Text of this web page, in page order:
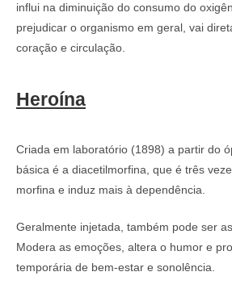
influi na diminuição do consumo do
prejudicar o organismo em geral, vai
coração e circulação.
Heroína
Criada em laboratório (1898) a partir do
básica é a diacetilmorfina, que é três
morfina e induz mais à dependência.
Geralmente injetada, também pode ser
Modera as emoções, altera o humor e
temporária de bem-estar e sonolência.